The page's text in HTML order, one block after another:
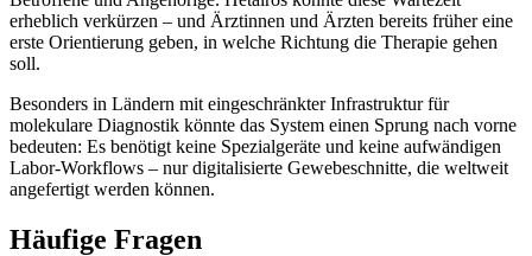
erheblich verkürzen – und Ärztinnen und Ärzten bereits früher eine
erste Orientierung geben, in welche Richtung die Therapie gehen
soll.
Besonders in Ländern mit eingeschränkter Infrastruktur für
molekulare Diagnostik könnte das System einen Sprung nach vorne
bedeuten: Es benötigt keine Spezialgeräte und keine aufwändigen
Labor-Workflows – nur digitalisierte Gewebeschnitte, die weltweit
angefertigt werden können.
Häufige Fragen